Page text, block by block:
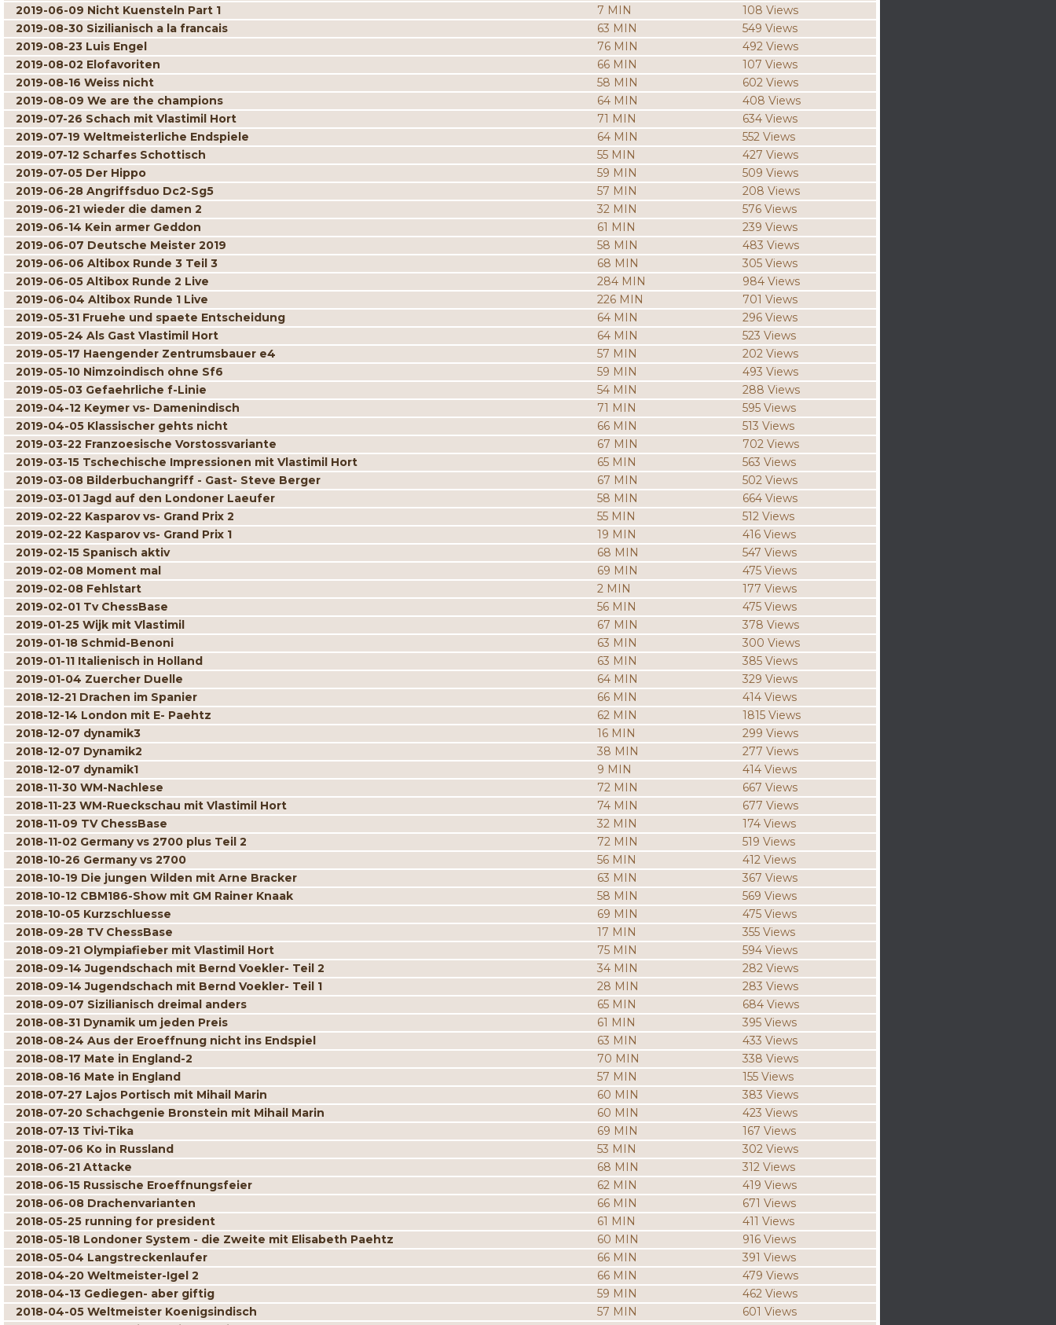
2019-06-09 Nicht Kuensteln Part 1
7 MIN
108 Views
2019-08-30 Sizilianisch a la francais
63 MIN
549 Views
2019-08-23 Luis Engel
76 MIN
492 Views
2019-08-02 Elofavoriten
66 MIN
107 Views
2019-08-16 Weiss nicht
58 MIN
602 Views
2019-08-09 We are the champions
64 MIN
408 Views
2019-07-26 Schach mit Vlastimil Hort
71 MIN
634 Views
2019-07-19 Weltmeisterliche Endspiele
64 MIN
552 Views
2019-07-12 Scharfes Schottisch
55 MIN
427 Views
2019-07-05 Der Hippo
59 MIN
509 Views
2019-06-28 Angriffsduo Dc2-Sg5
57 MIN
208 Views
2019-06-21 wieder die damen 2
32 MIN
576 Views
2019-06-14 Kein armer Geddon
61 MIN
239 Views
2019-06-07 Deutsche Meister 2019
58 MIN
483 Views
2019-06-06 Altibox Runde 3 Teil 3
68 MIN
305 Views
2019-06-05 Altibox Runde 2 Live
284 MIN
984 Views
2019-06-04 Altibox Runde 1 Live
226 MIN
701 Views
2019-05-31 Fruehe und spaete Entscheidung
64 MIN
296 Views
2019-05-24 Als Gast Vlastimil Hort
64 MIN
523 Views
2019-05-17 Haengender Zentrumsbauer e4
57 MIN
202 Views
2019-05-10 Nimzoindisch ohne Sf6
59 MIN
493 Views
2019-05-03 Gefaehrliche f-Linie
54 MIN
288 Views
2019-04-12 Keymer vs- Damenindisch
71 MIN
595 Views
2019-04-05 Klassischer gehts nicht
66 MIN
513 Views
2019-03-22 Franzoesische Vorstossvariante
67 MIN
702 Views
2019-03-15 Tschechische Impressionen mit Vlastimil Hort
65 MIN
563 Views
2019-03-08 Bilderbuchangriff - Gast- Steve Berger
67 MIN
502 Views
2019-03-01 Jagd auf den Londoner Laeufer
58 MIN
664 Views
2019-02-22 Kasparov vs- Grand Prix 2
55 MIN
512 Views
2019-02-22 Kasparov vs- Grand Prix 1
19 MIN
416 Views
2019-02-15 Spanisch aktiv
68 MIN
547 Views
2019-02-08 Moment mal
69 MIN
475 Views
2019-02-08 Fehlstart
2 MIN
177 Views
2019-02-01 Tv ChessBase
56 MIN
475 Views
2019-01-25 Wijk mit Vlastimil
67 MIN
378 Views
2019-01-18 Schmid-Benoni
63 MIN
300 Views
2019-01-11 Italienisch in Holland
63 MIN
385 Views
2019-01-04 Zuercher Duelle
64 MIN
329 Views
2018-12-21 Drachen im Spanier
66 MIN
414 Views
2018-12-14 London mit E- Paehtz
62 MIN
1815 Views
2018-12-07 dynamik3
16 MIN
299 Views
2018-12-07 Dynamik2
38 MIN
277 Views
2018-12-07 dynamik1
9 MIN
414 Views
2018-11-30 WM-Nachlese
72 MIN
667 Views
2018-11-23 WM-Rueckschau mit Vlastimil Hort
74 MIN
677 Views
2018-11-09 TV ChessBase
32 MIN
174 Views
2018-11-02 Germany vs 2700 plus Teil 2
72 MIN
519 Views
2018-10-26 Germany vs 2700
56 MIN
412 Views
2018-10-19 Die jungen Wilden mit Arne Bracker
63 MIN
367 Views
2018-10-12 CBM186-Show mit GM Rainer Knaak
58 MIN
569 Views
2018-10-05 Kurzschluesse
69 MIN
475 Views
2018-09-28 TV ChessBase
17 MIN
355 Views
2018-09-21 Olympiafieber mit Vlastimil Hort
75 MIN
594 Views
2018-09-14 Jugendschach mit Bernd Voekler- Teil 2
34 MIN
282 Views
2018-09-14 Jugendschach mit Bernd Voekler- Teil 1
28 MIN
283 Views
2018-09-07 Sizilianisch dreimal anders
65 MIN
684 Views
2018-08-31 Dynamik um jeden Preis
61 MIN
395 Views
2018-08-24 Aus der Eroeffnung nicht ins Endspiel
63 MIN
433 Views
2018-08-17 Mate in England-2
70 MIN
338 Views
2018-08-16 Mate in England
57 MIN
155 Views
2018-07-27 Lajos Portisch mit Mihail Marin
60 MIN
383 Views
2018-07-20 Schachgenie Bronstein mit Mihail Marin
60 MIN
423 Views
2018-07-13 Tivi-Tika
69 MIN
167 Views
2018-07-06 Ko in Russland
53 MIN
302 Views
2018-06-21 Attacke
68 MIN
312 Views
2018-06-15 Russische Eroeffnungsfeier
62 MIN
419 Views
2018-06-08 Drachenvarianten
66 MIN
671 Views
2018-05-25 running for president
61 MIN
411 Views
2018-05-18 Londoner System - die Zweite mit Elisabeth Paehtz
60 MIN
916 Views
2018-05-04 Langstreckenlaufer
66 MIN
391 Views
2018-04-20 Weltmeister-Igel 2
66 MIN
479 Views
2018-04-13 Gediegen- aber giftig
59 MIN
462 Views
2018-04-05 Weltmeister Koenigsindisch
57 MIN
601 Views